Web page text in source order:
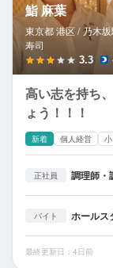
鮨 麻葉
東京都 港区 / 乃木坂
寿司
3.3
高い志を持ち
ょう！！！
新着 個人経営
正社員 調理師・
バイト ホールス
最終更新日：4日前